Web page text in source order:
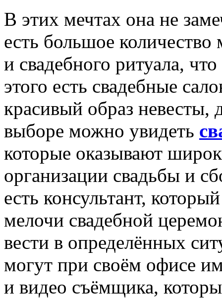
В этих мечтах она не
есть большое
и свадебного ритуала,
этого есть свадебные
красивый образ
выборе можно увидеть
которые оказывают
организации свадьбы и
есть консультант,
мелочи свадебной
вести в определённых
могут при своём офисе
и видео съёмщика,